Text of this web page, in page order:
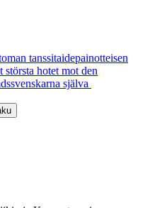
tanssitaidepainotteisen
största hotet mot den
själva